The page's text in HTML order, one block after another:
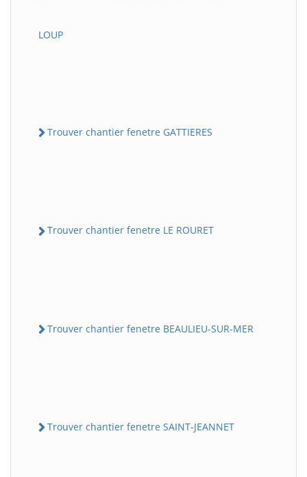
LOUP
Trouver chantier fenetre GATTIERES
Trouver chantier fenetre LE ROURET
Trouver chantier fenetre BEAULIEU-SUR-MER
Trouver chantier fenetre SAINT-JEANNET